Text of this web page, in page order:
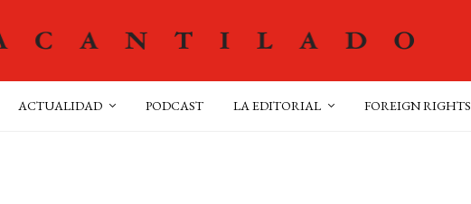
ACTUALIDAD PODCAST LA EDITORIAL FOREIGN RIGHTS